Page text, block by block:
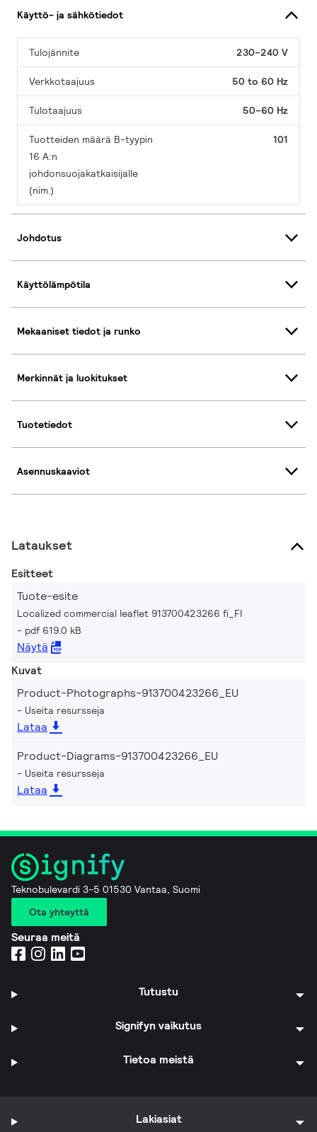
Käyttö- ja sähkötiedot
Tulojännite 230–240 V
Verkkotaajuus 50 to 60 Hz
Tulotaajuus 50–60 Hz
Tuotteiden määrä B-tyypin
16 A:n
johdonsuojakatkaisijalle
(nim.)
101
Johdotus
Käyttölämpötila
Mekaaniset tiedot ja runko
Merkinnät ja luokitukset
Tuotetiedot
Asennuskaaviot
Lataukset
Esitteet
Tuote-esite
Localized commercial leaflet 913700423266 fi_FI
pdf 619.0 kB
Näytä
Kuvat
Product-Photographs-913700423266_EU
Useita resursseja
Lataa
Product-Diagrams-913700423266_EU
Useita resursseja
Lataa
Teknobulevardi 3-5 01530 Vantaa, Suomi
Ota yhteyttä
Seuraa meitä
Tutustu
Signifyn vaikutus
Tietoa meistä
Lakiasiat